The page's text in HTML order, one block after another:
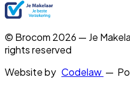
© Brocom 2026 — Je
rights reserved
Website by Codelaw —